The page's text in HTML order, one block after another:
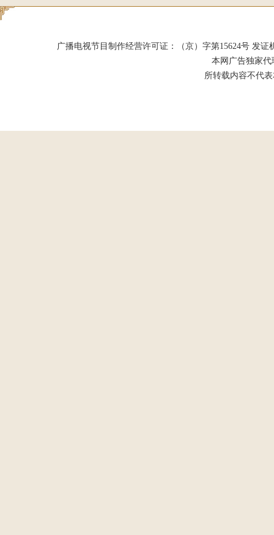
广播电视节目制作经营许可证：（京）字第15624号 发证
本网广告独家
所转载内容不代